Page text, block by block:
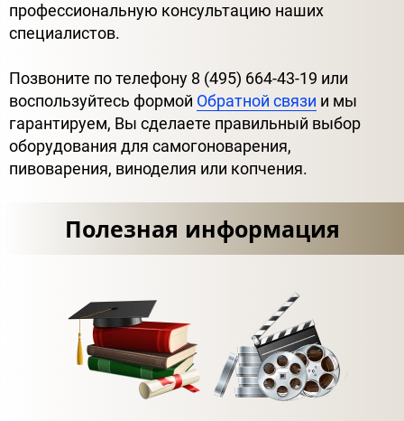
профессиональную консультацию наших
специалистов.
Позвоните по телефону 8 (495) 664-43-19 или
воспользуйтесь формой Обратной связи и мы
гарантируем, Вы сделаете правильный выбор
оборудования для самогоноварения,
пивоварения, виноделия или копчения.
Полезная информация